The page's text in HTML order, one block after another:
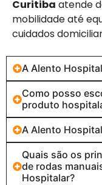
Curitiba atende
mobilidade até
cuidados
A Alento
Como posso
produto
A Alento
Quais são os
de rodas
Hospitalar?